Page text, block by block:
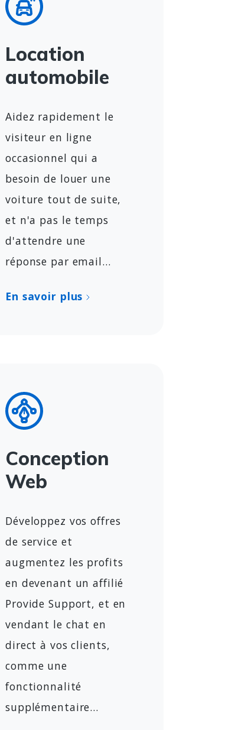
Location
automobile
Aidez rapidement le
visiteur en ligne
occasionnel qui a
besoin de louer une
voiture tout de suite,
et n'a pas le temps
d'attendre une
réponse par email...
En savoir plus
Conception
Web
Développez vos offres
de service et
augmentez les profits
en devenant un affilié
Provide Support, et en
vendant le chat en
direct à vos clients,
comme une
fonctionnalité
supplémentaire...